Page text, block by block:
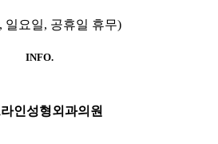
일요일, 공휴일 휴무)
INFO.
인성형외과의원